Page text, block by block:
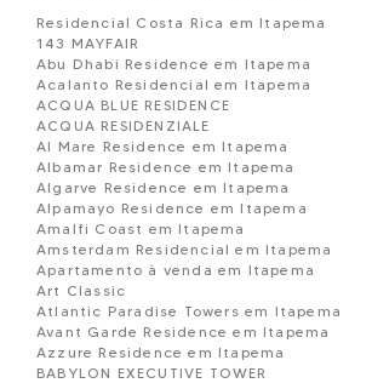
Residencial Costa Rica em Itapema
143 MAYFAIR
Abu Dhabi Residence em Itapema
Acalanto Residencial em Itapema
ACQUA BLUE RESIDENCE
ACQUA RESIDENZIALE
Al Mare Residence em Itapema
Albamar Residence em Itapema
Algarve Residence em Itapema
Alpamayo Residence em Itapema
Amalfi Coast em Itapema
Amsterdam Residencial em Itapema
Apartamento à venda em Itapema
Art Classic
Atlantic Paradise Towers em Itapema
Avant Garde Residence em Itapema
Azzure Residence em Itapema
BABYLON EXECUTIVE TOWER